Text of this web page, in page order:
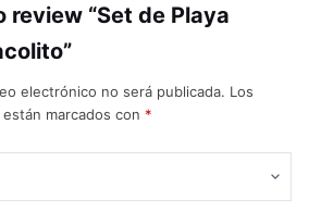
review “Set de Playa
electrónico no será publicada. Los
marcados con *